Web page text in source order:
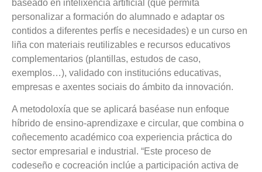
baseado en intelixencia artificial (que permita
personalizar a formación do alumnado e adaptar os
contidos a diferentes perfís e necesidades) e un curso en
liña con materiais reutilizables e recursos educativos
complementarios (plantillas, estudos de caso,
exemplos…), validado con institucións educativas,
empresas e axentes sociais do ámbito da innovación.
A metodoloxía que se aplicará baséase nun enfoque
híbrido de ensino-aprendizaxe e circular, que combina o
coñecemento académico coa experiencia práctica do
sector empresarial e industrial. “Este proceso de
codeseño e cocreación inclúe a participación activa de